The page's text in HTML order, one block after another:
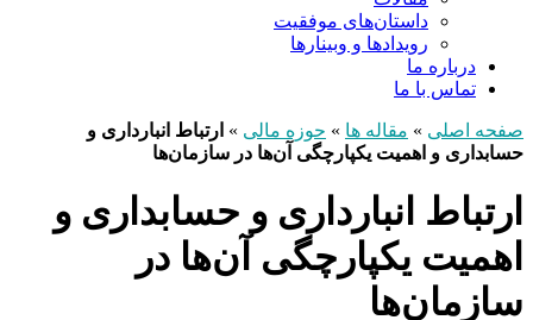
داستان‌های موفقیت
رویدادها و وبینارها
درباره ما
تماس با ما
صفحه اصلی » مقاله ها » حوزه مالی » ارتباط انبارداری و
حسابداری و اهمیت یکپارچگی آن‌ها در سازمان‌ها
ارتباط انبارداری و حسابداری و
اهمیت یکپارچگی آن‌ها در
سازمان‌ها